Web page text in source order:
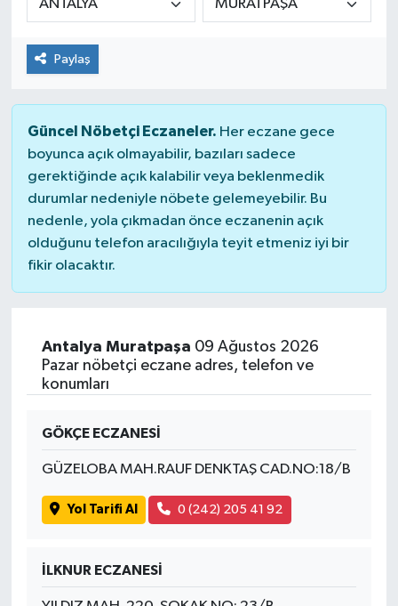
Paylaş
Güncel Nöbetçi Eczaneler. Her eczane gece
boyunca açık olmayabilir, bazıları sadece
gerektiğinde açık kalabilir veya beklenmedik
durumlar nedeniyle nöbete gelemeyebilir. Bu
nedenle, yola çıkmadan önce eczanenin açık
olduğunu telefon aracılığıyla teyit etmeniz iyi bir
fikir olacaktır.
Antalya Muratpaşa 09 Ağustos 2026
Pazar nöbetçi eczane adres, telefon ve
konumları
GÖKÇE ECZANESİ
GÜZELOBA MAH.RAUF DENKTAŞ CAD.NO:18/B
Yol Tarifi Al 0 (242) 205 41 92
İLKNUR ECZANESİ
Kültür Sanat